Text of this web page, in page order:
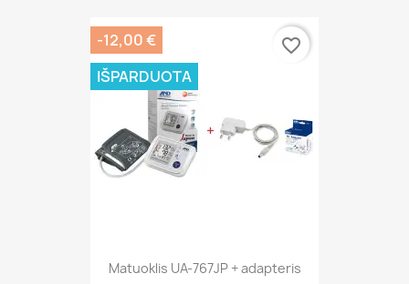
Matuoklis UA-767JP + adapteris
-12,00 €
IŠPARDUOTA
favorite_border